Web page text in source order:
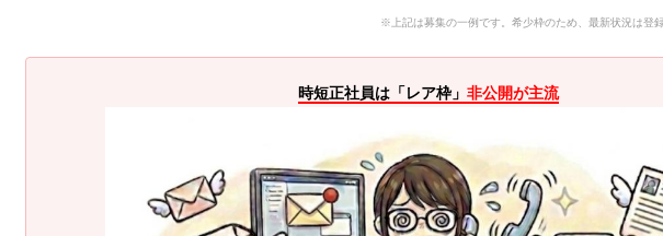
※上記は募集の一例です。希少枠のため、最新状況は登
時短正社員は「レア枠」 非公開が主流